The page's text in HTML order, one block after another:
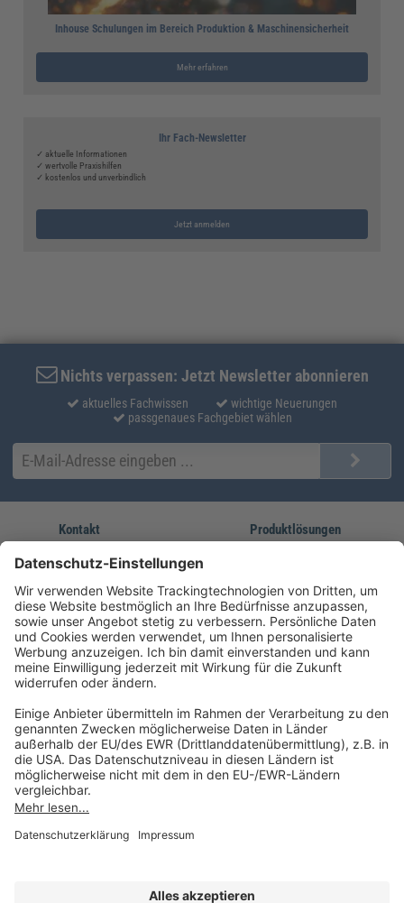
Inhouse Schulungen im Bereich Produktion & Maschinensicherheit
Mehr erfahren
Ihr Fach-Newsletter
✓ aktuelle Informationen
✓ wertvolle Praxishilfen
✓ kostenlos und unverbindlich
Jetzt anmelden
Nichts verpassen: Jetzt Newsletter abonnieren
aktuelles Fachwissen
wichtige Neuerungen
passgenaues Fachgebiet wählen
Kontakt
Sie erreichen uns unter:
(08233) 38 11 23
service@forum-verlag.com
Mo-Do 07:30 - 17:00 Uhr
Fr 07:30 - 15:00 Uhr
Produktlösungen
AKADEMIE HERKERT
Unsere Marken
Folgen Sie uns
Impressum
Datenschutz